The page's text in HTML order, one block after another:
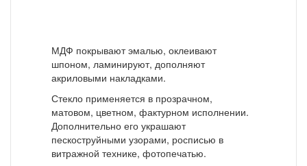
МДФ покрывают эмалью, оклеивают
шпоном, ламинируют, дополняют
акриловыми накладками.
Стекло применяется в прозрачном,
матовом, цветном, фактурном исполнении.
Дополнительно его украшают
пескоструйными узорами, росписью в
витражной технике, фотопечатью.